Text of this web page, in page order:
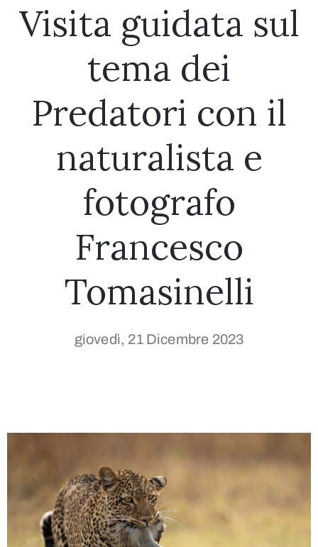
Visita guidata sul
tema dei
Predatori con il
naturalista e
fotografo
Francesco
Tomasinelli
giovedì, 21 Dicembre 2023